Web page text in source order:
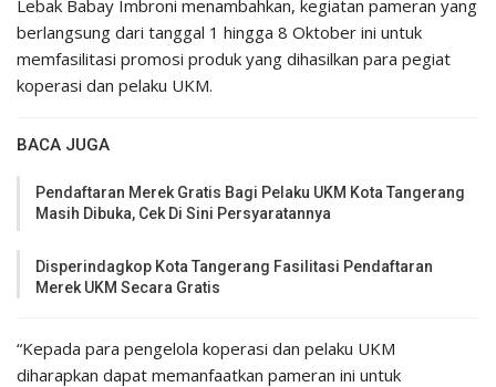
Lebak Babay Imbroni menambahkan, kegiatan pameran yang
berlangsung dari tanggal 1 hingga 8 Oktober ini untuk
memfasilitasi promosi produk yang dihasilkan para pegiat
koperasi dan pelaku UKM.
BACA JUGA
Pendaftaran Merek Gratis Bagi Pelaku UKM Kota Tangerang
Masih Dibuka, Cek Di Sini Persyaratannya
Disperindagkop Kota Tangerang Fasilitasi Pendaftaran
Merek UKM Secara Gratis
“Kepada para pengelola koperasi dan pelaku UKM
diharapkan dapat memanfaatkan pameran ini untuk